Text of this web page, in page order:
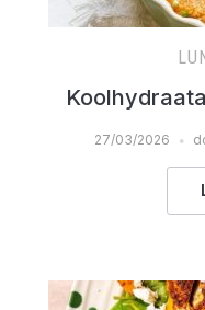
27/03/2026